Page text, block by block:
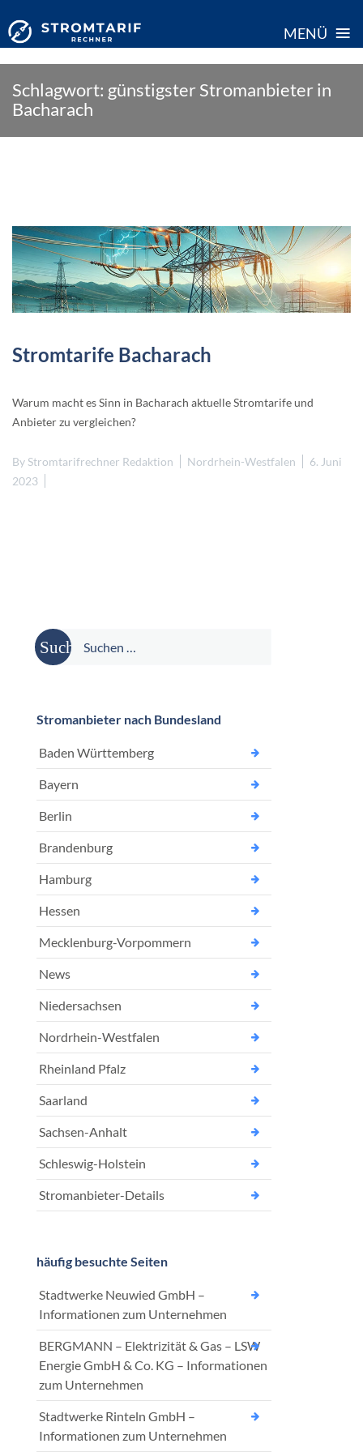
MENÜ ≡
content
Schlagwort: günstigster Stromanbieter in
Bacharach
Stromtarife Bacharach
Warum macht es Sinn in Bacharach aktuelle Stromtarife und
Anbieter zu vergleichen?
By Stromtarifrechner Redaktion Nordrhein-Westfalen
6. Juni
2023
Suche
nach:
Stromanbieter nach Bundesland
Baden Württemberg
Bayern
Berlin
Brandenburg
Hamburg
Hessen
Mecklenburg-Vorpommern
News
Niedersachsen
Nordrhein-Westfalen
Rheinland Pfalz
Saarland
Sachsen-Anhalt
Schleswig-Holstein
Stromanbieter-Details
häufig besuchte Seiten
Stadtwerke Neuwied GmbH –
Informationen zum Unternehmen
BERGMANN – Elektrizität & Gas – LSW
Energie GmbH & Co. KG – Informationen
zum Unternehmen
Stadtwerke Rinteln GmbH –
Informationen zum Unternehmen